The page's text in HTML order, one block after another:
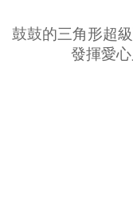
鼓鼓的三角形超
發揮愛